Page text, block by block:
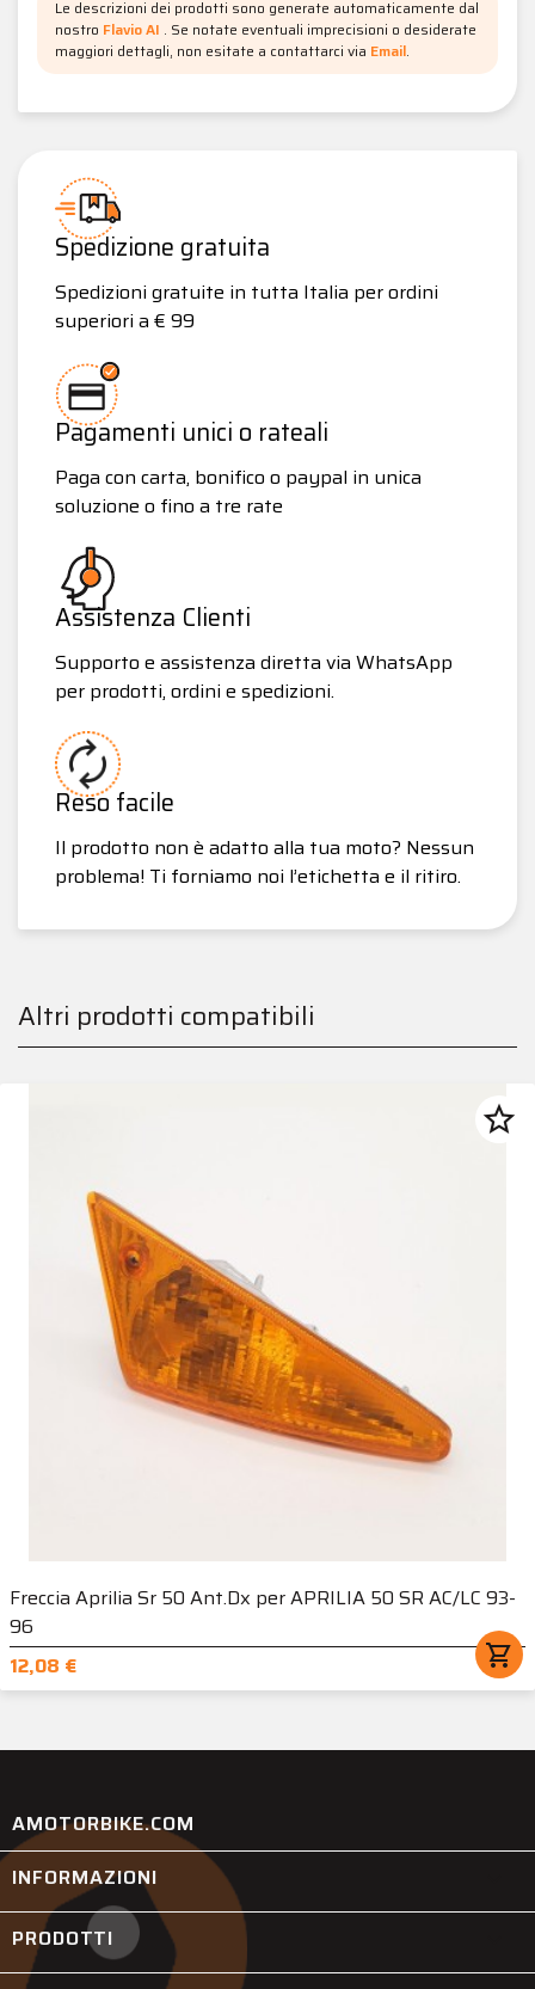
Le descrizioni dei prodotti sono generate automaticamente dal
nostro Flavio AI . Se notate eventuali imprecisioni o desiderate
maggiori dettagli, non esitate a contattarci via Email.
Spedizione gratuita
Spedizioni gratuite in tutta Italia per ordini
superiori a € 99
Pagamenti unici o rateali
Paga con carta, bonifico o paypal in unica
soluzione o fino a tre rate
Assistenza Clienti
Supporto e assistenza diretta via WhatsApp
per prodotti, ordini e spedizioni.
Reso facile
Il prodotto non è adatto alla tua moto? Nessun
problema! Ti forniamo noi l’etichetta e il ritiro.
Altri prodotti compatibili
Freccia Aprilia Sr 50 Ant.Dx per APRILIA 50 SR AC/LC 93-
96
12,08 €
shopping_cart
star_border
AMOTORBIKE.COM
INFORMAZIONI
PRODOTTI